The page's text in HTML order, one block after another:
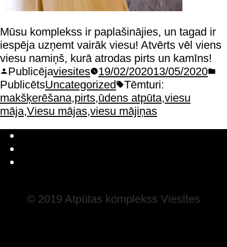
Mūsu komplekss ir paplašinājies, un tagad ir
iespēja uzņemt vairāk viesu! Atvērts vēl viens
viesu namiņš, kurā atrodas pirts un kamīns!
Publicējaviesites 19/02/202013/05/2020
PublicētsUncategorized
Tēmturi:
makšķerēšana,pirts,ūdens atpūta,viesu
māja,Viesu mājas,viesu mājiņas
© 2019 Atpūtas komplekss Viesītes